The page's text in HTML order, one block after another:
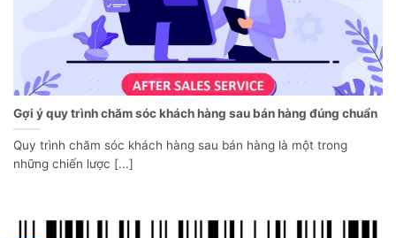
Gợi ý quy trình chăm sóc khách hàng sau bán hàng đúng chuẩn
Quy trình chăm sóc khách hàng sau bán hàng là một trong
những chiến lược [...]